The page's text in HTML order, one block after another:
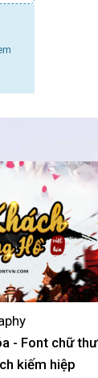
- Font chữ thư
kiếm hiệp